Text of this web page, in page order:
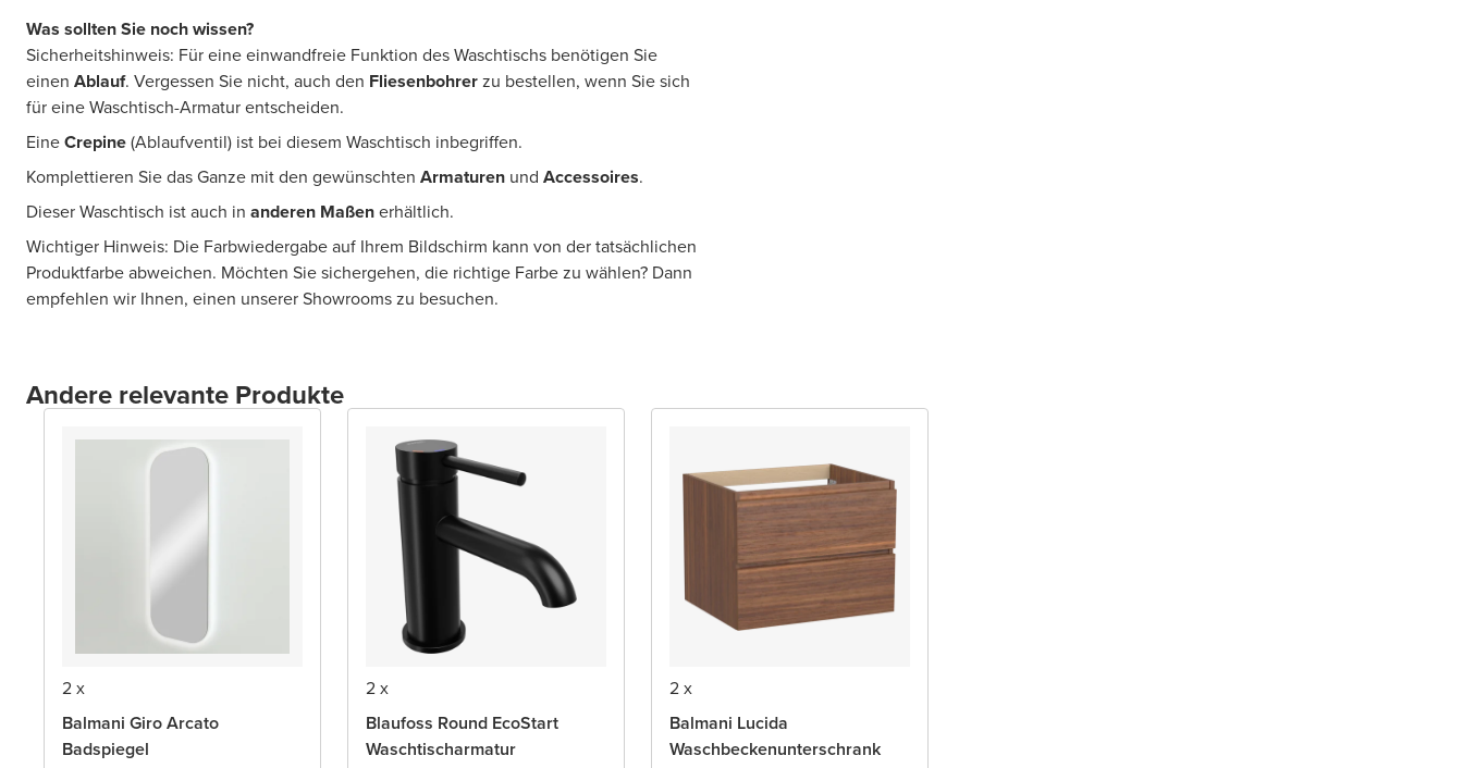
Was sollten Sie noch wissen?
Sicherheitshinweis: Für eine einwandfreie Funktion des Waschtischs benötigen Sie
einen Ablauf. Vergessen Sie nicht, auch den Fliesenbohrerzu bestellen, wenn Sie sich
für eine Waschtisch-Armatur entscheiden.
EineCrepine(Ablaufventil) ist bei diesem Waschtisch inbegriffen.
Komplettieren Sie das Ganze mit den gewünschten Armaturen und Accessoires.
Dieser Waschtisch ist auch in anderen Maßenerhältlich.
Wichtiger Hinweis: Die Farbwiedergabe auf Ihrem Bildschirm kann von der tatsächlichen
Produktfarbe abweichen. Möchten Sie sichergehen, die richtige Farbe zu wählen? Dann
empfehlen wir Ihnen, einen unserer Showrooms zu besuchen.
Andere relevante Produkte
2 x
Balmani Giro Arcato
Badspiegel
2 x
Blaufoss Round EcoStart
Waschtischarmatur
2 x
Balmani Lucida
Waschbeckenunterschrank